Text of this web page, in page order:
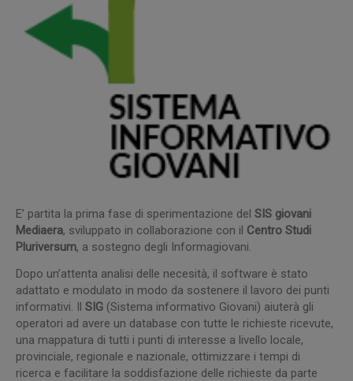
E’ partita la prima fase di sperimentazione del SIS giovani
Mediaera, sviluppato in collaborazione con il Centro Studi
Pluriversum, a sostegno degli Informagiovani.
Dopo un’attenta analisi delle necesità, il software è stato
adattato e modulato in modo da sostenere il lavoro dei punti
informativi. Il SIG (Sistema informativo Giovani) aiuterà gli
operatori ad avere un database con tutte le richieste ricevute,
una mappatura di tutti i punti di interesse a livello locale,
provinciale, regionale e nazionale, ottimizzare i tempi di
ricerca e facilitare la soddisfazione delle richieste da parte